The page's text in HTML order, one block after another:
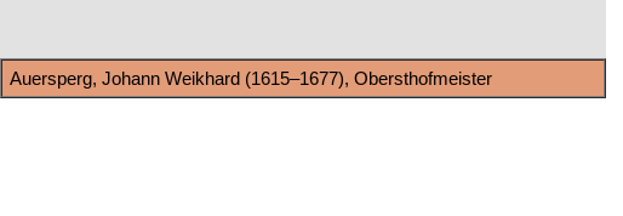
Auersperg, Johann Weikhard (1615–1677), Obersthofmeister